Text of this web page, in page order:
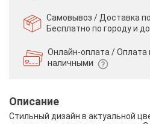
Самовывоз / Доставка
Бесплатно по городу и
Онлайн-оплата / Оплата
наличными
Описание
Стильный дизайн в актуальной